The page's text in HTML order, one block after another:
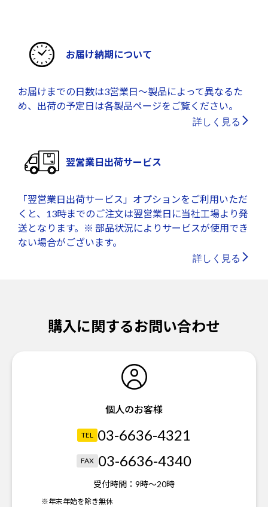
お届け納期について
お届けまでの日数は3営業日～製品によって異なるた
め、出荷の予定日は各製品ページをご覧ください。
詳しく見る
翌営業日出荷サービス
「翌営業日出荷サービス」オプションをご利用いただ
くと、13時までのご注文は翌営業日に当社工場より発
送となります。※ 部品状況によりサービスが使用でき
ない場合がございます。
詳しく見る
購入に関するお問い合わせ
個人のお客様
TEL 03-6636-4321
FAX 03-6636-4340
受付時間： 9時～20時
※年末年始を除き無休